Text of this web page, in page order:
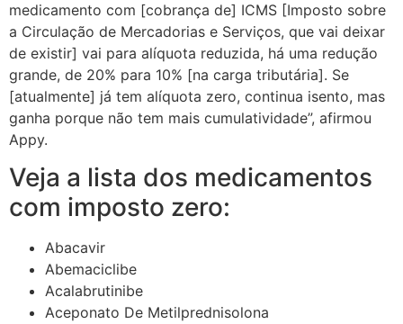
medicamento com [cobrança de] ICMS [Imposto sobre
a Circulação de Mercadorias e Serviços, que vai deixar
de existir] vai para alíquota reduzida, há uma redução
grande, de 20% para 10% [na carga tributária]. Se
[atualmente] já tem alíquota zero, continua isento, mas
ganha porque não tem mais cumulatividade”, afirmou
Appy.
Veja a lista dos medicamentos
com imposto zero:
Abacavir
Abemaciclibe
Acalabrutinibe
Aceponato De Metilprednisolona